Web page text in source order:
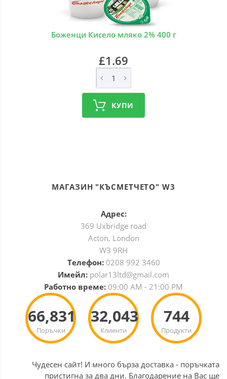
Боженци Кисело мляко 2% 400 г
£1.69
КУПИ
МАГАЗИН "КЪСМЕТЧЕТО" W3
Адрес:
369 Uxbridge road
Acton, London
W3 9RH
Телефон: 0208 992 3460
Имейл: polar13ltd@gmail.com
Работно време: 09:00 AM - 21:00 PM
Поръчки
66,831
Клиенти
32,043
Продукти
744
Чудесен сайт! И много бърза доставка - поръчката
пристигна за два дни. Благодарение на Вас ще